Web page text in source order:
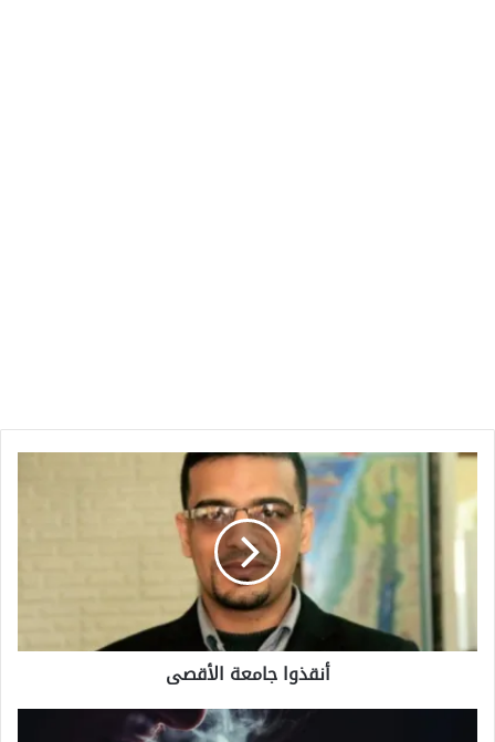
أنقذوا
جامعة
الأقصى
أنقذوا جامعة الأقصى